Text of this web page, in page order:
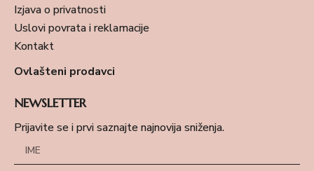
Izjava o privatnosti
Uslovi povrata i reklamacije
Kontakt
Ovlašteni prodavci
NEWSLETTER
Prijavite se i prvi saznajte najnovija sniženja.